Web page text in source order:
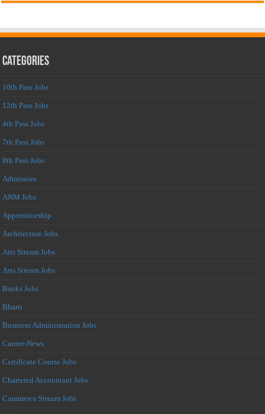
Categories
10th Pass Jobs
12th Pass Jobs
4th Pass Jobs
7th Pass Jobs
8th Pass Jobs
Admission
ANM Jobs
Apprenticeship
Architecture Jobs
Arts Stream Jobs
Arts Stream Jobs
Banks Jobs
Bharti
Business Administration Jobs
Carrier-News
Certificate Course Jobs
Chartered Accountant Jobs
Commerce Stream Jobs